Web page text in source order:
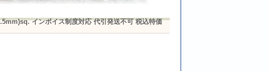
インボイス制度対応 代引発送不可 税込特価